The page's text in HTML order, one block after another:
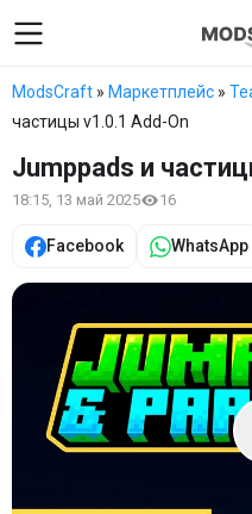
ModsCraft » Маркетплейс »
частицы v1.0.1 Add-On
Jumppads и
18:15, 13 май 2025 16
Facebook WhatsApp